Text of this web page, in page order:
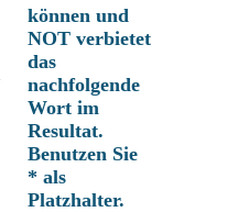
können und
NOT verbietet
das
nachfolgende
Wort im
Resultat.
Benutzen Sie
* als
Platzhalter.